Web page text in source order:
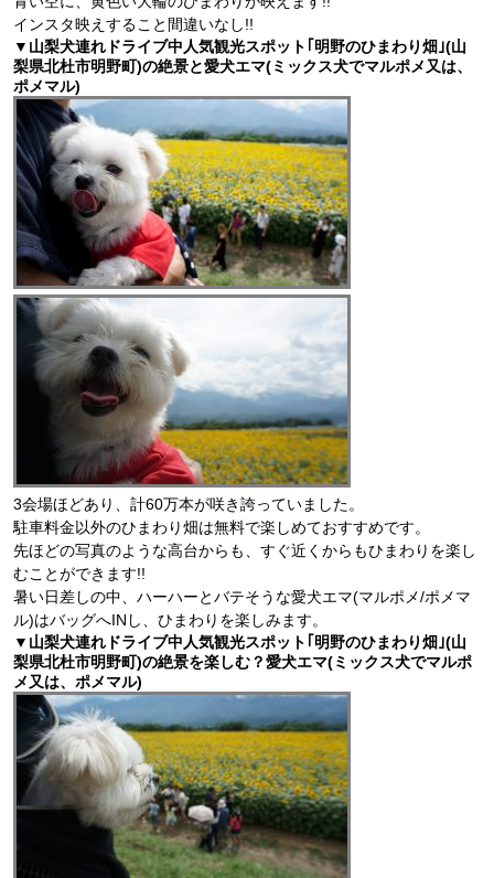
インスタ映えすること間違いなし!!
▼山梨犬連れドライブ中人気観光スポット｢明野のひまわり畑｣(山
梨県北杜市明野町)の絶景と愛犬エマ(ミックス犬でマルポメ又は、
ポメマル)
3会場ほどあり、計60万本が咲き誇っていました。
駐車料金以外のひまわり畑は無料で楽しめておすすめです。
先ほどの写真のような高台からも、すぐ近くからもひまわりを楽し
むことができます!!
暑い日差しの中、ハーハーとバテそうな愛犬エマ(マルポメ/ポメマ
ル)はバッグへINし、ひまわりを楽しみます。
▼山梨犬連れドライブ中人気観光スポット｢明野のひまわり畑｣(山
梨県北杜市明野町)の絶景を楽しむ？愛犬エマ(ミックス犬でマルポ
メ又は、ポメマル)